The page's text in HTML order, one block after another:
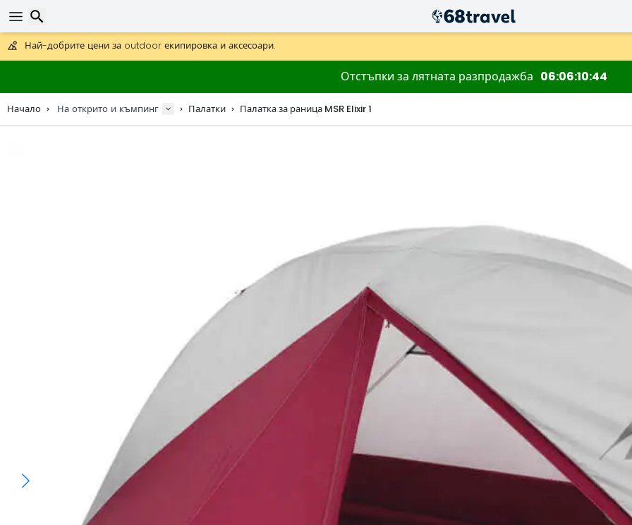
Получете безплатна доставка при поръчки над 59 €.
Предлага се и DHL Express за една нощ.
Отстъпки за лятната разпродажба 06 06 10 43
Начало На открито и къмпинг Палатки Палатка за раница MSR Elixir 1